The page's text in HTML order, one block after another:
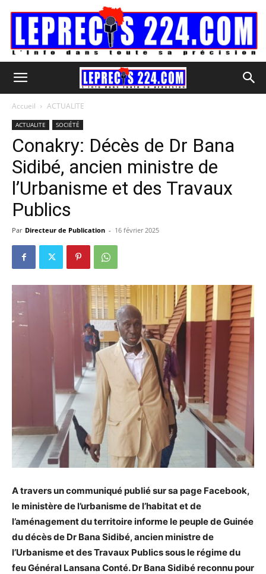
Accueil ACTUALITE
ACTUALITE SOCIÉTÉ
Conakry: Décès de Dr Bana
Sidibé, ancien ministre de
l’Urbanisme et des Travaux
Publics
Par Directeur de Publication - 16 février 2025
A travers un communiqué publié sur sa page Facebook,
le ministère de l’urbanisme de l’habitat et de
l’aménagement du territoire informe le peuple de Guinée
du décès de Dr Bana Sidibé, ancien ministre de
l’Urbanisme et des Travaux Publics sous le régime du
feu Général Lansana Conté. Dr Bana Sidibé reconnu pour